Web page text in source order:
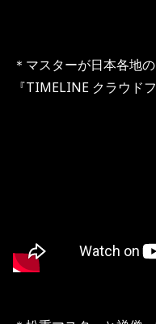
＊マスターが日本各地
『TIMELINE クラウド